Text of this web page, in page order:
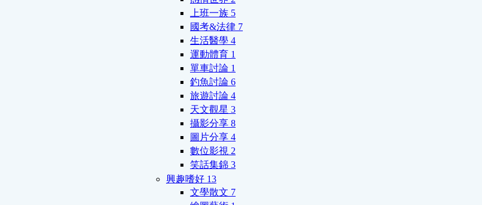
上班一族 5
國考&法律 7
生活醫學 4
運動體育 1
單車討論 1
釣魚討論 6
旅遊討論 4
天文觀星 3
攝影分享 8
圖片分享 4
數位影視 2
笑話集錦 3
興趣嗜好 13
文學散文 7